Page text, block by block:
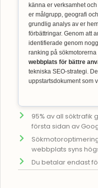
känna er verksamhet
er målgrupp, geografi
grundlig analys av er
förbättringar. Genom att
identifierade genom
ranking på sökmotorerna
webbplats för bättre
tekniska SEO-strategi.
uppstartsdokument som
95% av all söktrafik
första sidan av
webbplats syns
Du betalar endast